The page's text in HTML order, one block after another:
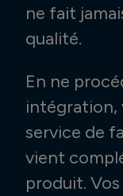
ne fait
qualité.
En ne
intégration,
service de
vient
produit.